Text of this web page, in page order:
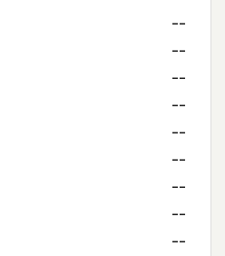
--
--
--
--
--
--
--
--
--